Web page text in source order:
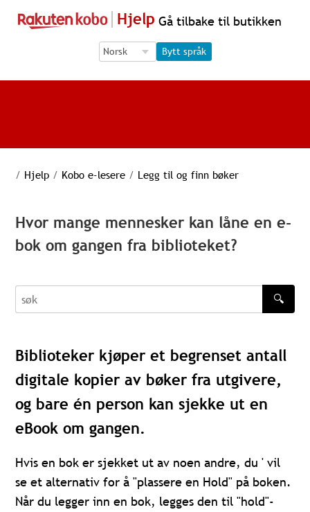
Hjelp Gå tilbake til butikken
Language Selection
Language Selection
Bytt språk
/ Hjelp / Kobo e-lesere / Legg til og finn bøker
Hvor mange mennesker kan låne en e-
bok om gangen fra biblioteket?
søk
🔍
Biblioteker kjøper et begrenset antall
digitale kopier av bøker fra utgivere,
og bare én person kan sjekke ut en
eBook om gangen.
Hvis en bok er sjekket ut av noen andre, du ' vil
se et alternativ for å "plassere en Hold" på boken.
Når du legger inn en bok, legges den til "hold"-